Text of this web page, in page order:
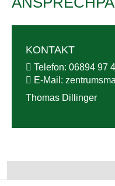
KONTAKT
Telefon: 06894 97
E-Mail:
Thomas Dillinger